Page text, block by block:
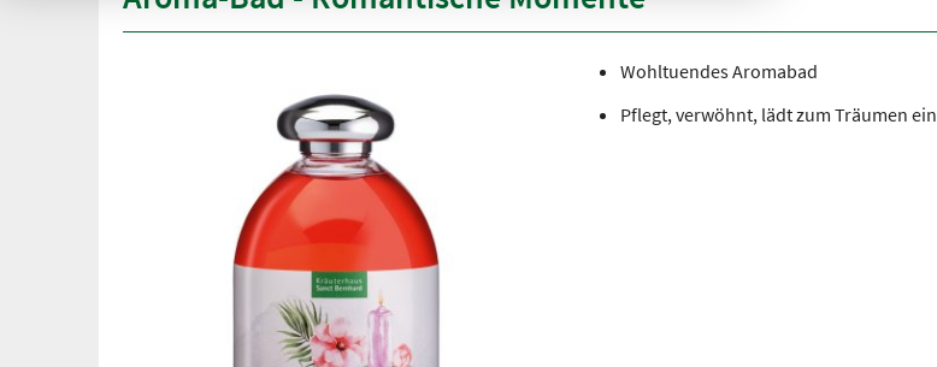
Wohltuendes Aromabad
Pflegt, verwöhnt, lädt zum Träumen ein